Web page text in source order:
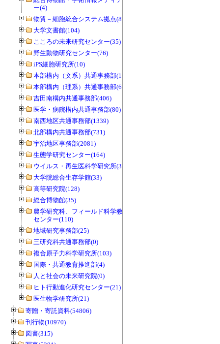
ー(4)
物質－細胞統合システム拠点(8)
大学文書館(104)
こころの未来研究センター(35)
野生動物研究センター(76)
iPS細胞研究所(10)
本部構内（文系）共通事務部(165)
本部構内（理系）共通事務部(646)
吉田南構内共通事務部(406)
医学・病院構内共通事務部(80)
南西地区共通事務部(1339)
北部構内共通事務部(731)
宇治地区事務部(2081)
生態学研究センター(164)
ウイルス・再生医科学研究所(34)
大学院総合生存学館(33)
高等研究院(128)
総合博物館(35)
農学研究科、フィールド科学教育研究
センター(110)
地域研究事務部(25)
三研究科共通事務部(0)
複合原子力科学研究所(103)
国際・共通教育推進部(4)
人と社会の未来研究院(0)
ヒト行動進化研究センター(21)
医生物学研究所(21)
寄贈・寄託資料(54806)
刊行物(10970)
図書(315)